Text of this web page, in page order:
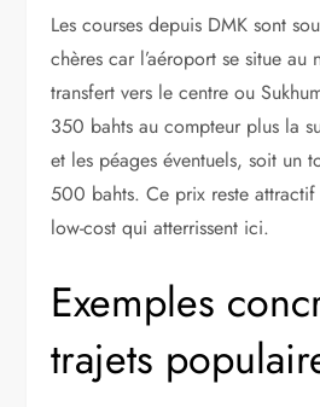
Les courses depuis DMK sont
chères car l’aéroport se situe
transfert vers le centre ou
350 bahts au compteur plus la
et les péages éventuels, soit un
500 bahts. Ce prix reste
low-cost qui atterrissent ici.
Exemples
trajets